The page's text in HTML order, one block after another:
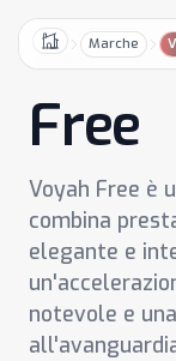
HomeMarche
Free
Voyah Free è
combina
elegante e
notevole e